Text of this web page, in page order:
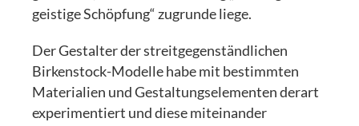
geistige Schöpfung“ zugrunde liege.
Der Gestalter der streitgegenständlichen
Birkenstock-Modelle habe mit bestimmten
Materialien und Gestaltungselementen derart
experimentiert und diese miteinander